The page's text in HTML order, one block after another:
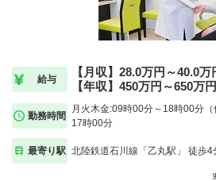
給与
【月収】28.0万円～40.0万
【年収】450万円～650万
勤務時間
月火木金:09時00分～18時00分
17時00分
最寄り駅 北陸鉄道石川線「乙丸駅」 徒歩4